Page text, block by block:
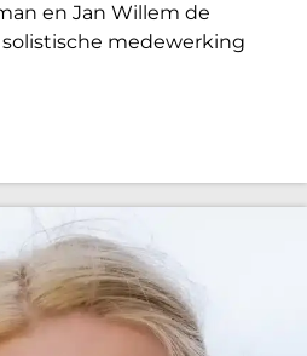
en Jan Willem de
medewerking